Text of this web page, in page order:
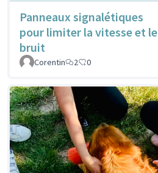
Panneaux signalétiques
pour limiter la vitesse et le
bruit
Corentin 2 0